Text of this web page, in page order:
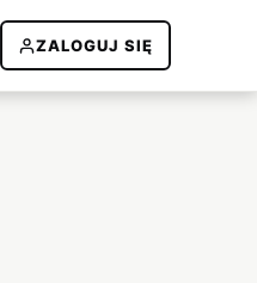
ZALOGUJ SIĘ